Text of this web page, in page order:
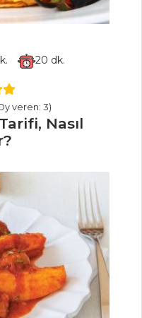
20 dk.
veren: 3)
Nasıl